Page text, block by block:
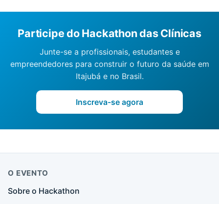
Participe do Hackathon das Clínicas
Junte-se a profissionais, estudantes e
empreendedores para construir o futuro da saúde em
Itajubá e no Brasil.
Inscreva-se agora
O EVENTO
Sobre o Hackathon